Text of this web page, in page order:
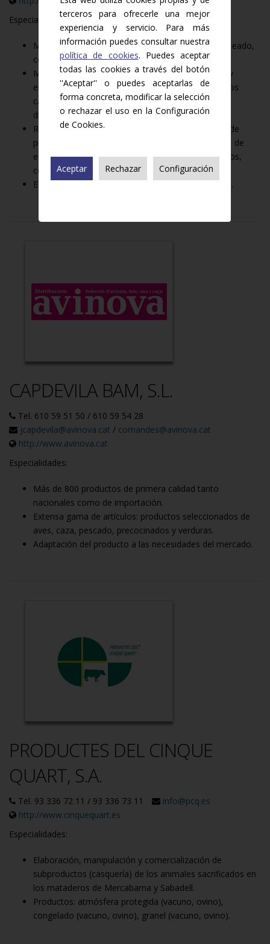
Especialidades:
Matadero: compra de ganado vivo (sacrificio, cuarteado,
compras en canal).
Minoristas / distribuidores: despiece, porcionados y
envasado al vacío o EAP, elaboración de preparados
cárnicos, gestión de la categoría cárnica de grupos
distribuidores.
Restauración: despiece, porcionado y elaboración de
productos cárnicos, 4ª y 5ª gama, comercialización de
especialidades para la hostelería (embutidos, quesos,
conservas).
Elaborados para restauradores y / o colectividades.
CAPDEVILA BAM, S.L.
Tel. 610 59 51 50 / 610 59 54 28
jcapdevila@avinova.cat / comandes@avinova.cat
http://www.avinova.cat
Especialidades:
Más de 800 productos de primera calidad tanto
nacionales como de importación.
Extensa gama de artículos: productos seleccionados de
aves, caza, pescado, precocinados y verduras.
Adaptación del producto a las necesidades del mercado.
PRODUCTES DEL CINQUE
QUART, S.A.
Tel. 93 336 72 11 / 93 336 73 11
info@pcq.es
http://www.cinquequart.es
Especialidades:
Elaboración, manipulación y comercialización de
subproductos (casquería) de los animales sacrificados en
los mataderos de Mercabarna y Sabadell.
Productos: atmósfera protegida (vacuno, ovino),
congelado (vacuno, ovino), granel (vacuno, ovino).
terceros para ofrecerle una mejor
experiencia y servicio. Para más
información puedes consultar nuestra
política de cookies. Puedes aceptar
todas las cookies a través del botón
''Aceptar'' o puedes aceptarlas de
forma concreta, modificar la selección
o rechazar el uso en la Configuración
de Cookies.
Aceptar Rechazar Configuración